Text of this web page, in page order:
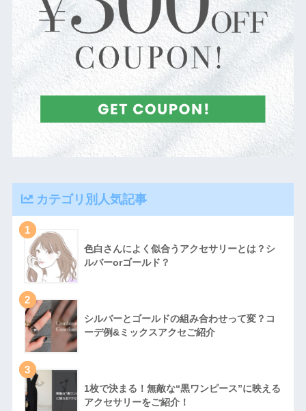
カテゴリ別人気記事
1
色白さんによく似合うアクセサリーとは？シ
ルバーorゴールド？
2
シルバーとゴールドの組み合わせって変？コ
ーデ例&ミックスアクセご紹介
3
1枚で決まる！無敵な“黒ワンピース”に映える
アクセサリーをご紹介！